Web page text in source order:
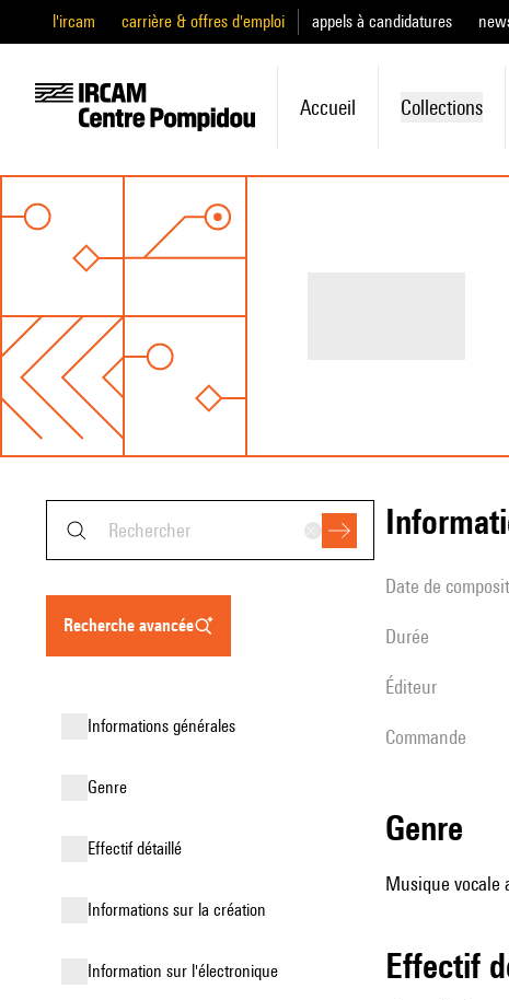
l'ircam carrière & offres d'emploi appels à candidatures
Accueil Collections
recherche avancée
informations générales
genre
effectif détaillé
informations sur la création
Information sur l'électronique
date de
durée
éditeur
Commande
genre
Musique vocale
effectif